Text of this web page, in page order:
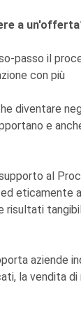
a
passo il
con più
diventare
e
al
eticamente
risultati
aziende
la vendita di